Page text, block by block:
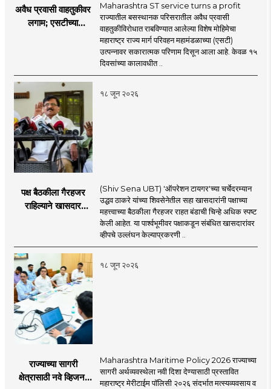
अवैध प्रवासी वाहतुकीवर
लगाम; एसटीच्या
Maharashtra ST service turns a profit
राज्यातील बसस्थानक परिसरातील अवैध प्रवासी
वाहतुकीविरोधात राबविण्यात आलेल्या विशेष मोहिमेचा
महाराष्ट्र राज्य मार्ग परिवहन महामंडळाच्या (एसटी)
उत्पन्नावर सकारात्मक परिणाम दिसून आला आहे. केवळ १५
दिवसांच्या कालावधीत ..
१८ जून २०२६
पक्ष बैठकीला गैरहजर
राहिल्याने खासदार
काय सांगतो?
(Shiv Sena UBT) 'ऑपरेशन टायगर'च्या चर्चेदरम्यान
उद्धव ठाकरे यांच्या शिवसेनेतील सहा खासदारांनी पक्षाच्या
महत्त्वाच्या बैठकीला गैरहजर राहत बंडाची चिन्हे अधिक स्पष्ट
केली आहेत. या पार्श्वभूमीवर पक्षाकडून संबंधित खासदारांवर
व्हीपचे उल्लंघन केल्याप्रकरणी ..
१८ जून २०२६
राज्याच्या सागरी
क्षेत्रासाठी नवे व्हिजन;
Maharashtra Maritime Policy 2026 राज्याच्या
सागरी अर्थव्यवस्थेला नवी दिशा देण्यासाठी प्रस्तावित
महाराष्ट्र मेरीटाईम पॉलिसी २०२६ संदर्भात मत्स्यव्यवसाय व